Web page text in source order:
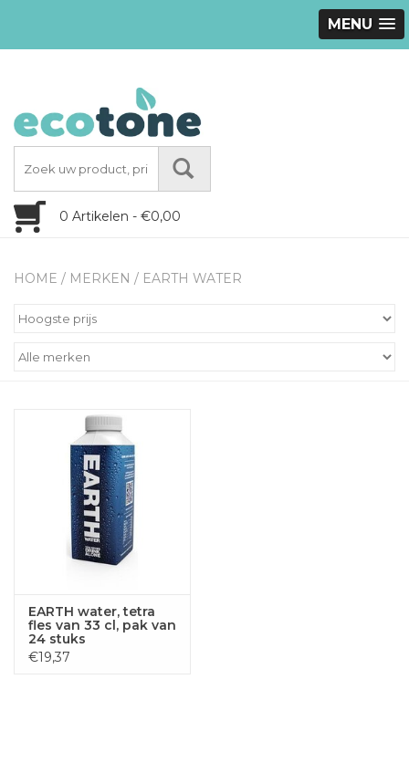
MENU
0 Artikelen - €0,00
HOME / MERKEN / EARTH WATER
EARTH water, tetra
fles van 33 cl, pak van
24 stuks
€19,37